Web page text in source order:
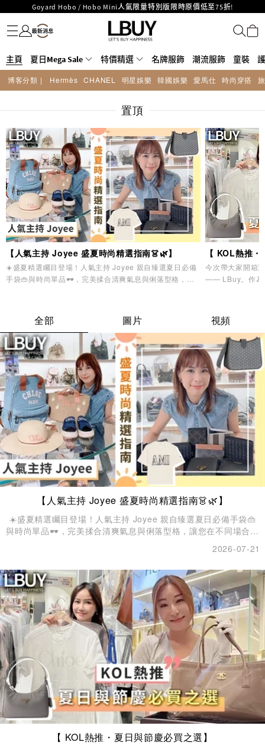
LBuy呈獻 - Hermès 及 Chanel 手袋及首飾原價低至6折，立即入手!
LBuy Nintendo Switch / Nintendo Switch 2 正規商品零售店登陸MOKO 4樓
426號舖！
MOKO 1樓175號鋪旗艦店特設名牌Hermès、CHANEL及LV專區！
購物滿HKD500即享免運費！
LBuy獲香港知識產權署頒發2026《正版正貨承諾》商標
LBuy MEGA SALE 精選名牌手袋及小皮具低至6折
名牌服飾
潮流服飾
童裝
護膚美妝
香水香薰
個人護理
母嬰護理
遊戲及精品玩具
文儀用品
家居生活
電子產品
美食
醫藥保健
運動與戶外用品
主頁 夏日Mega Sale 特價精選 名牌服飾 潮流服飾 童裝
博客分類 | Hermès CHANEL 明星娛樂 韓國娛樂 愛馬仕 時尚穿搭
置頂
【人氣主持 Joyee 盛夏時尚精選指南👗🌿】
☀️盛夏精選矚目登場！人氣主持 Joyee 親自臻選夏日必備
手袋👜與時尚單品🕶️，完美揉合清爽氣息與俐落型格，讓
【 KOL熱推
今次帶大家開箱
—— LBuy。作為
庭樂，都能一次
全部 圖片 視頻
【人氣主持 Joyee 盛夏時尚精選指南👗🌿】
☀️盛夏精選矚目登場！人氣主持 Joyee 親自臻選夏日必備手袋👜
與時尚單品🕶️，完美揉合清爽氣息與俐落型格，讓您在不同場合輕
2026-07-21
【 KOL熱推・夏日與節慶必買之選】